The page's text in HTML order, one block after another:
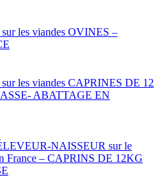
les viandes OVINES –
les viandes CAPRINES DE 12
ABATTAGE EN
NAISSEUR sur le
France – CAPRINS DE 12KG